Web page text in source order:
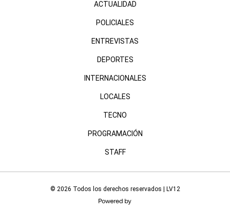
ACTUALIDAD
POLICIALES
ENTREVISTAS
DEPORTES
INTERNACIONALES
LOCALES
TECNO
PROGRAMACIÓN
STAFF
© 2026 Todos los derechos reservados | LV12